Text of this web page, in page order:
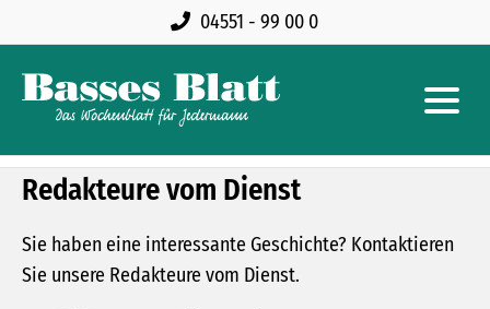
04551 - 99 00 0
Redakteure vom Dienst
Sie haben eine interessante Geschichte? Kontaktieren
Sie unsere Redakteure vom Dienst.